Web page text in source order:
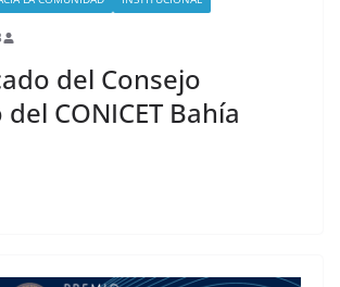
del Consejo
CONICET Bahía